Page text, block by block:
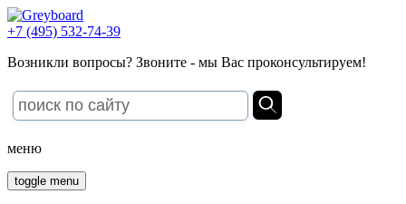
+7 (495) 532-74-39
Возникли вопросы? Звоните - мы Вас проконсультируем!
меню
toggle menu